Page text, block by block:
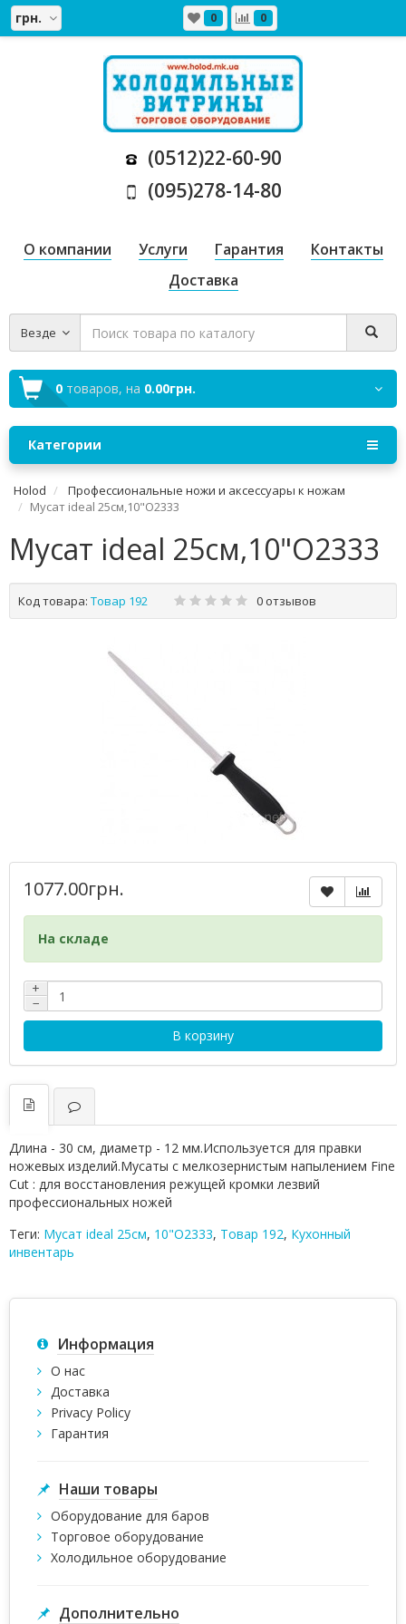
грн. 0 0
(0512)22-60-90
(095)278-14-80
О компании Услуги Гарантия
Контакты
Доставка
Везде
0 товаров, на 0.00грн.
Категории
Holod
Профессиональные ножи и аксессуары к ножам
Мусат ideal 25см,10"O2333
Мусат ideal 25см,10"O2333
Код товара: Товар 192 0 отзывов
1077.00грн.
На складе
+
−
В корзину
Длина - 30 см, диаметр - 12 мм.Используется для правки
ножевых изделий.Мусаты с мелкозернистым напылением Fine
Cut : для восстановления режущей кромки лезвий
профессиональных ножей
Теги: Мусат ideal 25см, 10"O2333, Товар 192, Кухонный
инвентарь
Информация
О нас
Доставка
Privacy Policy
Гарантия
Наши товары
Оборудование для баров
Торговое оборудование
Холодильное оборудование
Дополнительно